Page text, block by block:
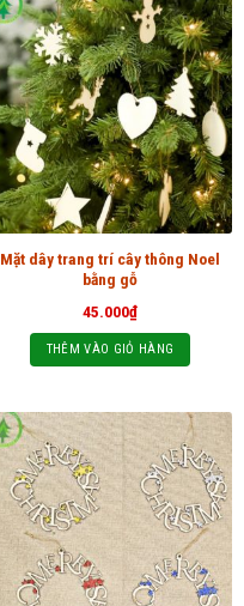
Mặt dây trang trí cây thông Noel
bằng gỗ
45.000₫
THÊM VÀO GIỎ HÀNG